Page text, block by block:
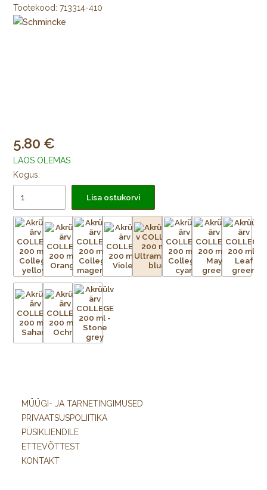
Tootekood: 713314-410
5.80
LAOS OLEMAS
Kogus:
Lisa ostukorvi
MÜÜGI- JA TARNETINGIMUSED
PRIVAATSUSPOLIITIKA
PÜSIKLIENDILE
ETTEVÕTTEST
KONTAKT